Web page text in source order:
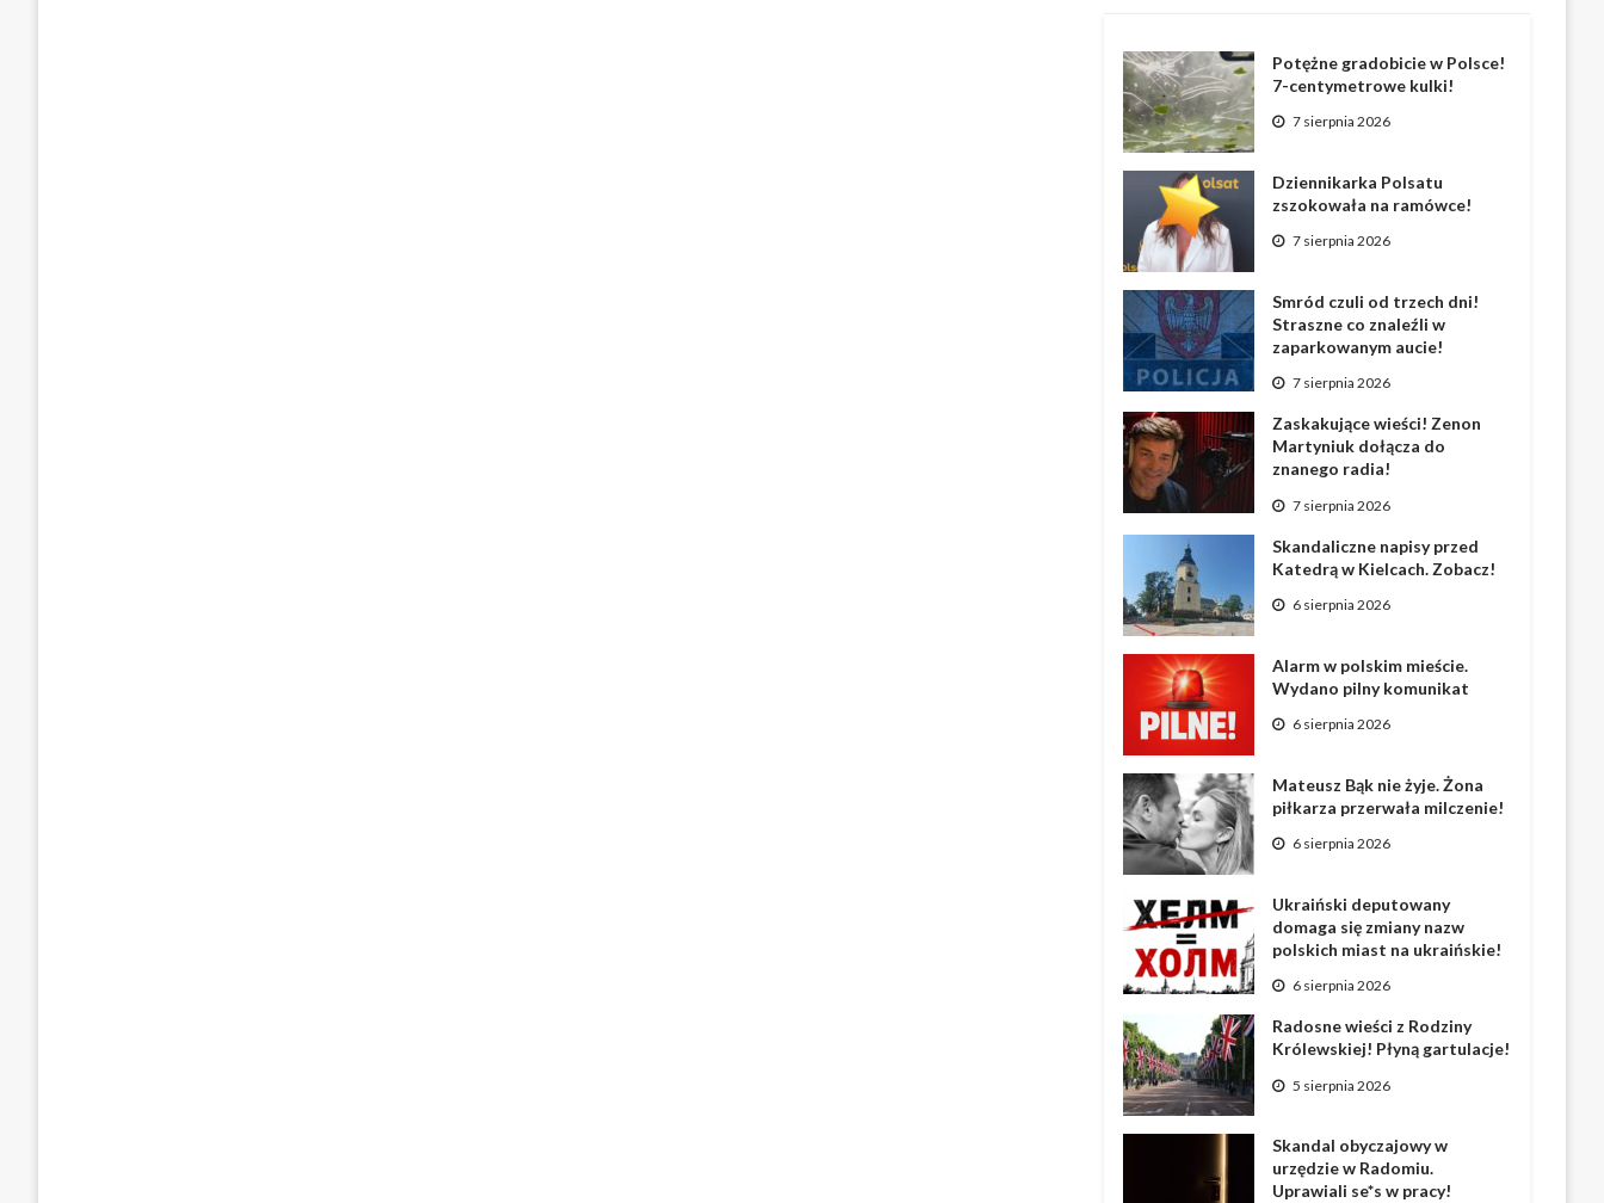
Potężne gradobicie w Polsce!
7-centymetrowe kulki!
7 sierpnia 2026
Dziennikarka Polsatu
zszokowała na ramówce!
7 sierpnia 2026
Smród czuli od trzech dni!
Straszne co znaleźli w
zaparkowanym aucie!
7 sierpnia 2026
Zaskakujące wieści! Zenon
Martyniuk dołącza do
znanego radia!
7 sierpnia 2026
Skandaliczne napisy przed
Katedrą w Kielcach. Zobacz!
6 sierpnia 2026
Alarm w polskim mieście.
Wydano pilny komunikat
6 sierpnia 2026
Mateusz Bąk nie żyje. Żona
piłkarza przerwała milczenie!
6 sierpnia 2026
Ukraiński deputowany
domaga się zmiany nazw
polskich miast na ukraińskie!
6 sierpnia 2026
Radosne wieści z Rodziny
Królewskiej! Płyną gartulacje!
5 sierpnia 2026
Skandal obyczajowy w
urzędzie w Radomiu.
Uprawiali se*s w pracy!